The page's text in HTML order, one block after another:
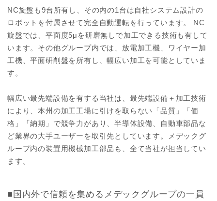
NC旋盤も9台所有し、その内の1台は自社システム設計の
ロボットを付属させて完全自動運転を行っています。 NC
旋盤では、平面度5μを研磨無しで加工できる技術も有して
います。その他グループ内では、放電加工機、ワイヤー加
工機、平面研削盤を所有し、幅広い加工を可能としていま
す。
幅広い最先端設備を有する当社は、最先端設備＋加工技術
により、本州の加工工場に引けを取らない「品質」「価
格」「納期」で競争力があり、半導体設備、自動車部品な
ど業界の大手ユーザーを取引先としています。メデックグ
ループ内の装置用機械加工部品も、全て当社が担当してい
ます。
■国内外で信頼を集めるメデックグループの一員